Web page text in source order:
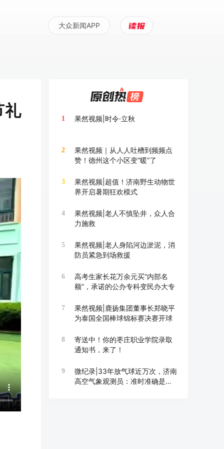
大众新闻APP
礼 1 果然视频|时令·立秋
2
果然视频｜从人人吐槽到频频点
赞！德州这个小区变“暖”了
3
果然视频|超值！济南野生动物世
界开启暑期狂欢模式
4
果然视频|老人不慎坠井，众人合
力施救
5
果然视频|老人身陷河边淤泥，消
防员紧急到场救援
6
高考生家长花万余元买“内部名
额”，承诺的公办专科变民办大专
7
果然视频|鹿扬集团董事长郑晓平
为泰国全国棒球锦标赛决赛开球
8
寄送中！你的枣庄职业学院录取
通知书，来了！
9
微纪录|33年放气球近万次，济南
高空气象观测员：准时准确是底